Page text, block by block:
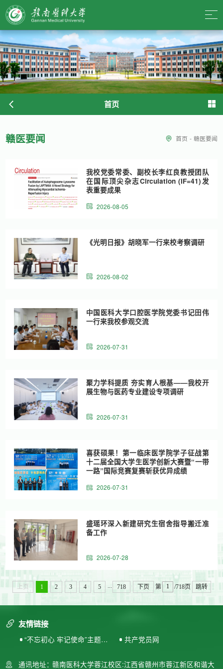
首页
赣医要闻 首页 - 赣医要闻
我校党委常委、副校长李红良教授团队
在国际顶尖杂志Circulation (IF=41)发
表重要成果
2026-08-05
《光明日报》胡晓军一行来校考察调研
2026-08-02
中国医科大学口腔医学院党委书记田伟
一行来我校参观交流
2026-07-31
聚力学科提质 夯实育人根基——我校开
展生物与医药专业建设专项调研
2026-07-31
喜获硕果！第一临床医学院学子征战第
十二届全国大学生医学创新大赛暨“一带
一路”国际竞赛复赛斩获优异成绩
2026-07-31
盛瑶环深入新建研究生宿舍指导搬迁准
备工作
2026-07-28
上页 1 2 3 4 5 ... 718 下页 第 /718页 跳转
友情链接
“不忘初心 牢记使命”主题教
共产党员网
通讯地址：赣南医科大学蓉江校区:江西省赣州市蓉江新区和谐大